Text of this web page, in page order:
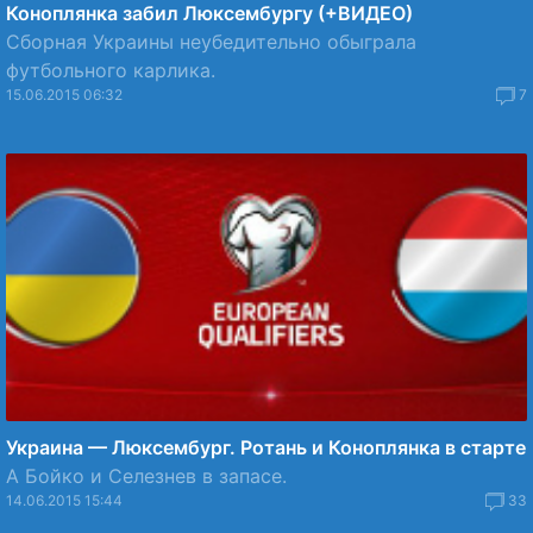
Коноплянка забил Люксембургу (+ВИДЕО)
Сборная Украины неубедительно обыграла
футбольного карлика.
15.06.2015 06:32 7
Украина — Люксембург. Ротань и Коноплянка в старте
А Бойко и Селезнев в запасе.
14.06.2015 15:44 33